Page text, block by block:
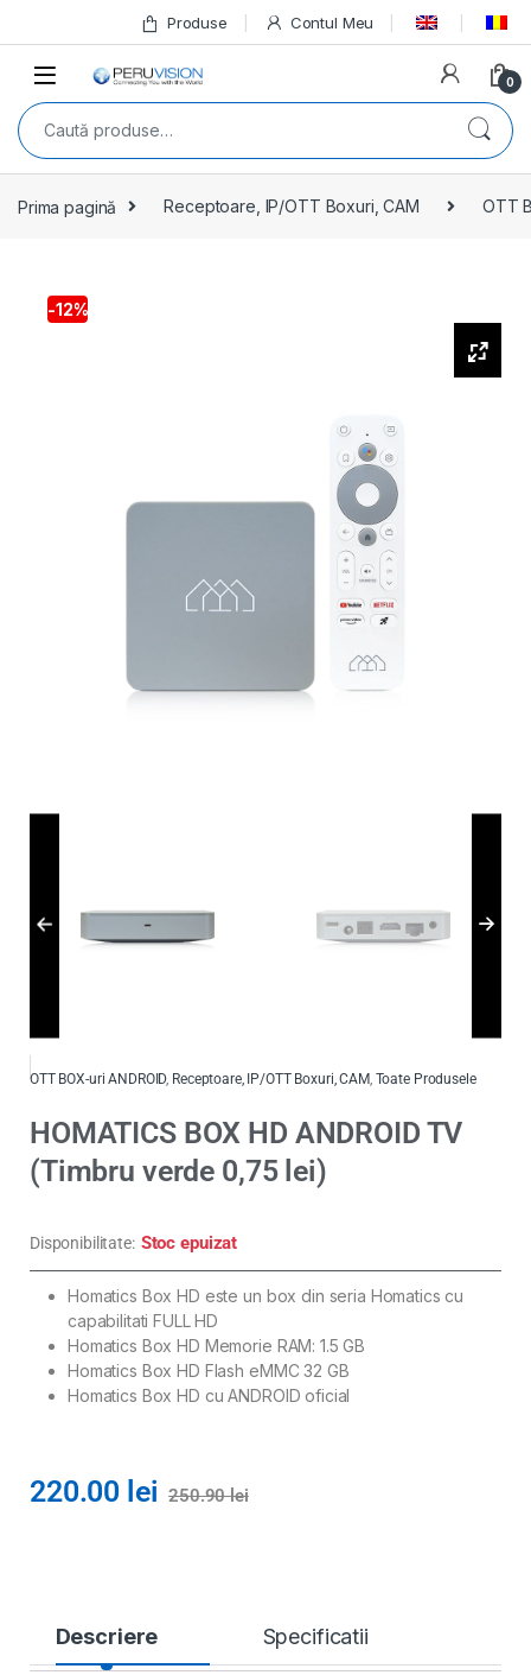
Produse Contul Meu
0
Prima pagină Receptoare, IP/OTT Boxuri, CAM OTT
-12%
OTT BOX-uri ANDROID, Receptoare, IP/OTT Boxuri, CAM, Toate Produsele
HOMATICS BOX HD ANDROID TV
(Timbru verde 0,75 lei)
Disponibilitate: Stoc epuizat
Homatics Box HD este un box din seria Homatics cu
capabilitati FULL HD
Homatics Box HD Memorie RAM: 1.5 GB
Homatics Box HD Flash eMMC 32 GB
Homatics Box HD cu ANDROID oficial
220.00 lei 250.90lei
Descriere Specificatii